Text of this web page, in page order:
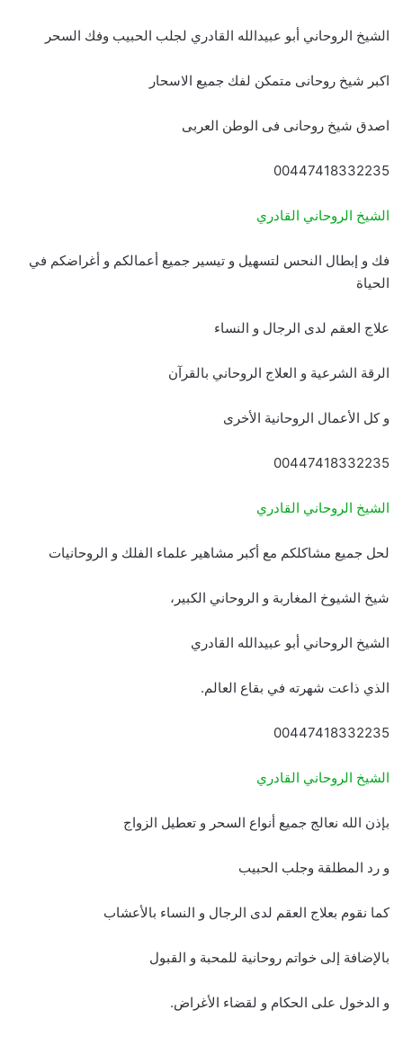
الشيخ الروحاني أبو عبيدالله القادري لجلب الحبيب وفك السحر
اكبر شيخ روحانى متمكن لفك جميع الاسحار
اصدق شيخ روحانى فى الوطن العربى
00447418332235
الشيخ الروحاني القادري
فك و إبطال النحس لتسهيل و تيسير جميع أعمالكم و أغراضكم في
الحياة
علاج العقم لدى الرجال و النساء
الرقة الشرعية و العلاج الروحاني بالقرآن
و كل الأعمال الروحانية الأخرى
00447418332235
الشيخ الروحاني القادري
لحل جميع مشاكلكم مع أكبر مشاهير علماء الفلك و الروحانيات
شيخ الشيوخ المغاربة و الروحاني الكبير،
الشيخ الروحاني أبو عبيدالله القادري
الذي ذاعت شهرته في بقاع العالم.
00447418332235
الشيخ الروحاني القادري
بإذن الله نعالج جميع أنواع السحر و تعطيل الزواج
و رد المطلقة وجلب الحبيب
كما نقوم بعلاج العقم لدى الرجال و النساء بالأعشاب
بالإضافة إلى خواتم روحانية للمحبة و القبول
و الدخول على الحكام و لقضاء الأغراض.